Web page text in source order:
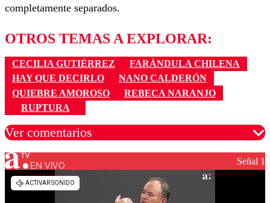
completamente separados.
OTROS TEMAS A EXPLORAR:
CECILIA GUTIÉRREZ
FARÁNDULA CHILENA
HAY QUE DECIRLO
NANO CALDERÓN
QUIEBRE AMOROSO
REBECA NARANJO
RUPTURA
Ver comentarios
Los comentarios son moderados para garantizar un
diálogo respetuoso.
EN VIVO Señal 1